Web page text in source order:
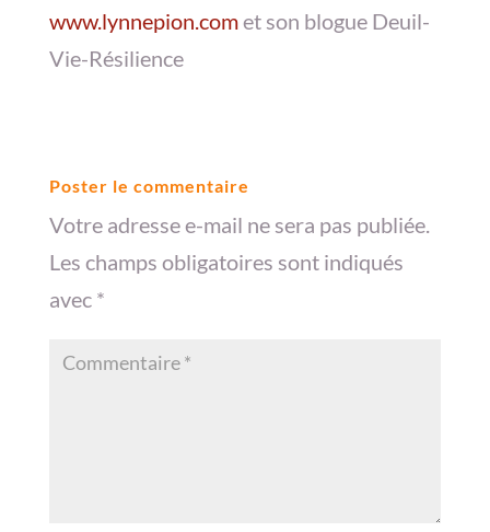
www.lynnepion.comet son blogue Deuil-
Vie-Résilience
Poster le commentaire
Votre adresse e-mail ne sera pas publiée.
Les champs obligatoires sont indiqués
avec *